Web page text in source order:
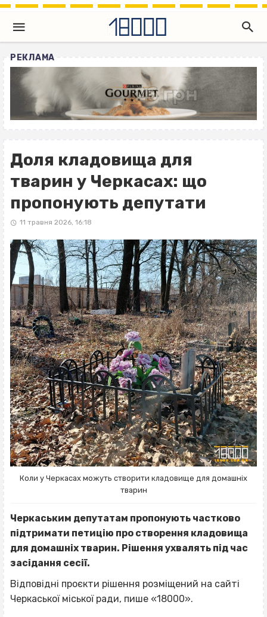
РЕКЛАМА
Доля кладовища для
тварин у Черкасах: що
пропонують депутати
11 травня 2026, 16:18
Коли у Черкасах можуть створити кладовище для домашніх
тварин
Черкаським депутатам пропонують частково
підтримати петицію про створення кладовища
для домашніх тварин. Рішення ухвалять під час
засідання сесії.
Відповідні проєкти рішення розміщений на сайті
Черкаської міської ради, пише «18000».